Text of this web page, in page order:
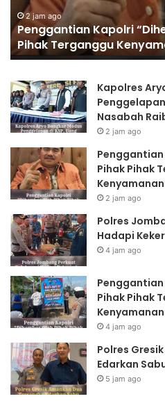
Karhutla4 jam ago
Polres Jombang
Kekeringan dan
Kapolres
Nasabah
2 jam ago
Penggantian
Pihak Pihak
2 jam ago
Polres
Hadapi
4 jam ago
Penggantian
Pihak Pihak
4 jam ago
Polres
Edarkan
5 jam ago